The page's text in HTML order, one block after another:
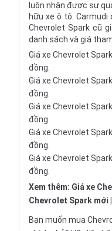
luôn nhận được sự
hữu xe ô tô.
Chevrolet Spark cũ
danh sách và giá
Giá xe Chevrolet
đồng.
Giá xe Chevrolet
đồng.
Giá xe Chevrolet
đồng.
Giá xe Chevrolet
đồng.
Giá xe Chevrolet
đồng.
Xem thêm: Giá xe
Chevrolet Spark mới
Bạn muốn mua